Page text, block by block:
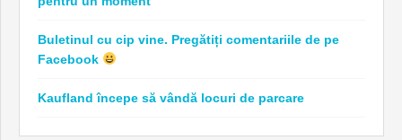
Buletinul cu cip vine. Pregătiți comentariile de pe
Facebook
Kaufland începe să vândă locuri de parcare